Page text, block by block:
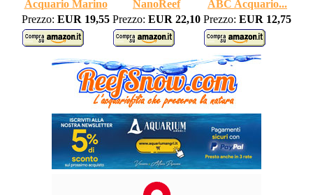
Acquario Marino NanoReef
ABC Acquario...
Prezzo: EUR 19,55 Prezzo: EUR 22,10 Prezzo: EUR 12,75